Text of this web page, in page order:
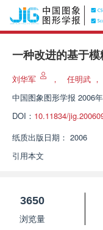
一种改进的基于
刘华军 ， 任明武 ，
中国图象图形学报 2006
DOI： 10.11834/
纸质出版日期： 2006
引用本文
3650
浏览量